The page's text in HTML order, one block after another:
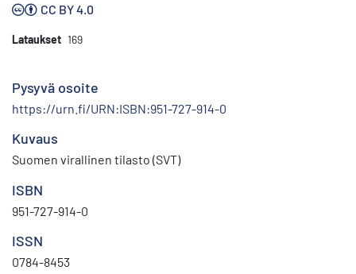
CC BY 4.0
Lataukset 169
Pysyvä osoite
https://urn.fi/URN:ISBN:951-727-914-0
Kuvaus
Suomen virallinen tilasto (SVT)
ISBN
951-727-914-0
ISSN
0784-8453